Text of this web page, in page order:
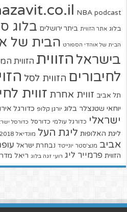
NBA podcast
בלוג אתר הזווית ביתר ירושלים בלוג
הבית של אוהדי הספורט הבית של
בישראל הזווית הזווית
לחיבורים הזווית לסל
תל אביב זווית אחרת זווית
יוחאי שטנצלר בלוג יורגן קלופ כדורגל
ישראלי כדורגל עולמי כדורסל כדורסל
ליגת האלופות ליגת העל מונדיאל 2018
אביב מנצ'סטר יונייטד נבחרת ישראל
הזווית פרמייר ליג רועי זגה בלוג ריאל